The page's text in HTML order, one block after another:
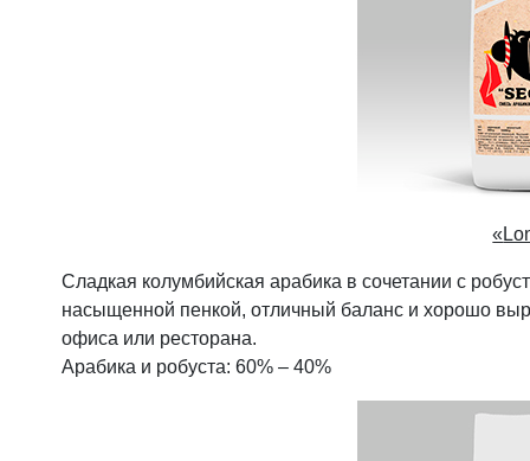
«
Cладкая колумбийская арабика в сочетании с
насыщенной пенкой, отличный баланс и хорошо
офиса или ресторана.
Арабика и робуста: 60% – 40%